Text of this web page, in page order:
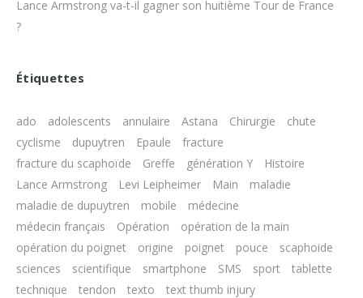
Lance Armstrong va-t-il gagner son huitième Tour de France
?
Étiquettes
ado adolescents annulaire Astana Chirurgie
chute
cyclisme
dupuytren Epaule
fracture
fracture du scaphoïde
Greffe génération Y
Histoire
Lance Armstrong
Levi Leipheimer Main
maladie
maladie de dupuytren
mobile
médecine
médecin français
Opération
opération de la main
opération du poignet
origine poignet pouce
scaphoide
sciences
scientifique smartphone SMS sport
tablette
technique
tendon texto
text thumb injury